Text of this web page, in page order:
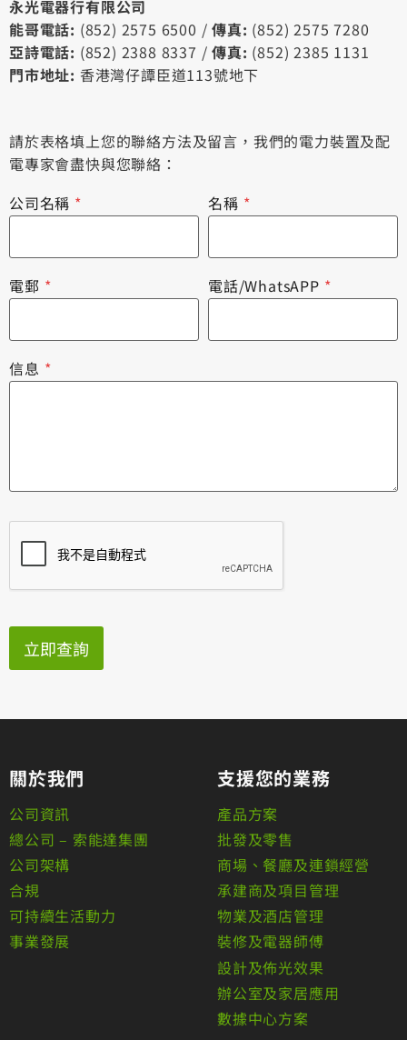
永光電器行有限公司
能哥電話: (852) 2575 6500 /傳真: (852) 2575 7280
亞詩電話: (852) 2388 8337 /傳真: (852) 2385 1131
門市地址: 香港灣仔譚臣道113號地下
請於表格填上您的聯絡方法及留言，我們的電力裝置及配
電專家會盡快與您聯絡：
公司名稱 * 名稱 *
電郵 * 電話/WhatsAPP *
信息 *
立即查詢
關於我們
公司資訊
總公司 – 索能達集團
公司架構
合規
可持續生活動力
事業發展
支援您的業務
產品方案
批發及零售
商場、餐廳及連鎖經營
承建商及項目管理
物業及酒店管理
裝修及電器師傅
設計及佈光效果
辦公室及家居應用
數據中心方案